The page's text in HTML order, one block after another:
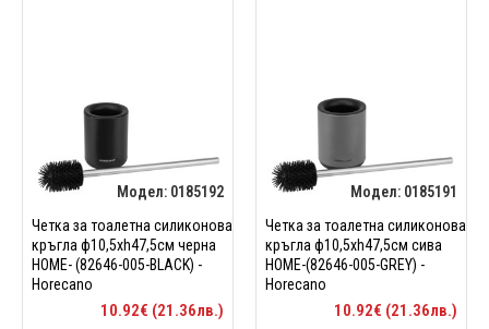
Модел: 0185192
Четка за тоалетна силиконова
кръгла ф10,5xh47,5см черна
HOME- (82646-005-BLACK) -
Horecano
10.92€ (21.36лв.)
Модел: 0185191
Четка за тоалетна силиконова
кръгла ф10,5xh47,5см сива
HOME-(82646-005-GREY) -
Horecano
10.92€ (21.36лв.)